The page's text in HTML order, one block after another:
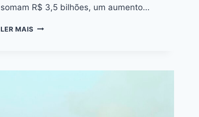
somam R$ 3,5 bilhões, um aumento…
LER MAIS